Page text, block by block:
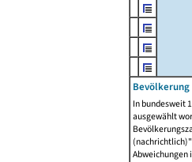
In bundesweit
ausgewählt
Abweichungen